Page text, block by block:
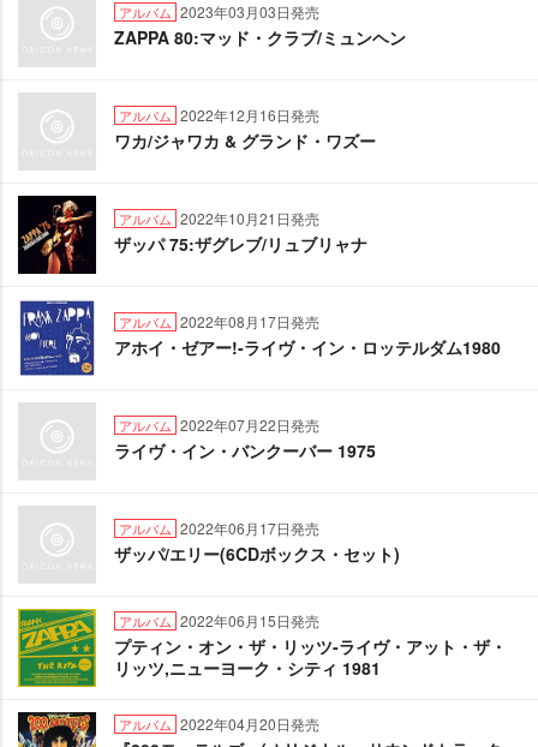
アルバム 2023年03月03日発売
ZAPPA 80:マッド・クラブ/ミュンヘン
アルバム 2022年12月16日発売
ワカ/ジャワカ & グランド・ワズー
アルバム 2022年10月21日発売
ザッパ 75:ザグレブ/リュブリャナ
アルバム 2022年08月17日発売
アホイ・ゼアー!-ライヴ・イン・ロッテルダム1980
アルバム 2022年07月22日発売
ライヴ・イン・バンクーバー 1975
アルバム 2022年06月17日発売
ザッパ/エリー(6CDボックス・セット)
アルバム 2022年06月15日発売
プティン・オン・ザ・リッツ-ライヴ・アット・ザ・
リッツ,ニューヨーク・シティ 1981
アルバム 2022年04月20日発売